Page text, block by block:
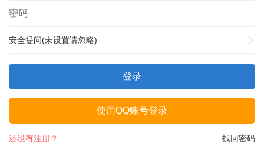
安全提问(未设置请忽略)
登录
使用QQ账号登录
找回密码
还没有注册？